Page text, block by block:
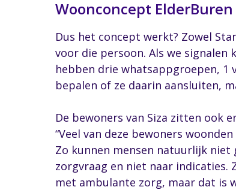
Woonconcept
Dus het concept werkt? Zowel
voor die persoon. Als we signalen
hebben drie whatsappgroepen, 1
bepalen of ze daarin aansluiten,
De bewoners van Siza zitten ook
“Veel van deze bewoners
Zo kunnen mensen natuurlijk niet
zorgvraag en niet naar indicaties.
met ambulante zorg, maar dat is